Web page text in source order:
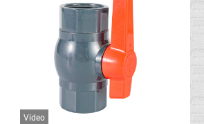
Vídeo